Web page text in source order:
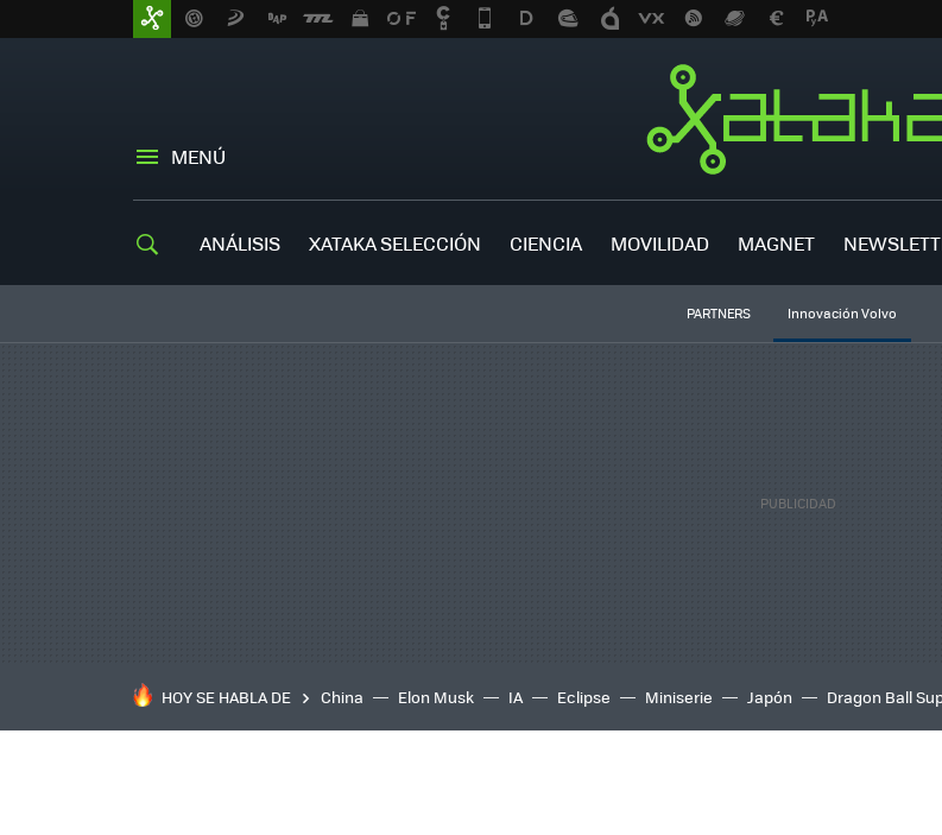
MENÚ
ANÁLISIS XATAKA SELECCIÓN CIENCIA MOVILIDAD MAGNET
PARTNERS Innovación Volvo
HOY SE HABLA DE China Elon Musk IA Eclipse Miniserie Japón Dragon Ball